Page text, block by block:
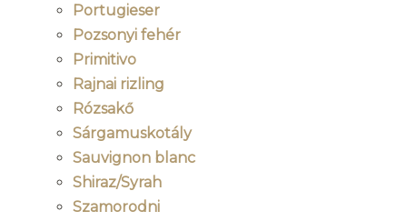
Portugieser
Pozsonyi fehér
Primitivo
Rajnai rizling
Rózsakő
Sárgamuskotály
Sauvignon blanc
Shiraz/Syrah
Szamorodni